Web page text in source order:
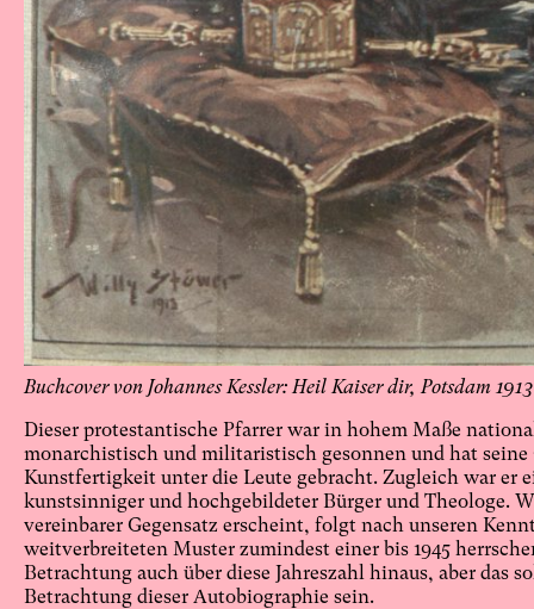
Buchcover von Johannes Kessler: Heil Kaiser dir, Potsdam 1913
Dieser protestantische Pfarrer war in hohem Maße
monarchistisch und militaristisch gesonnen und hat
Kunstfertigkeit unter die Leute gebracht. Zugleich war er
kunstsinniger und hochgebildeter Bürger und Theologe.
vereinbarer Gegensatz erscheint, folgt nach unseren
weitverbreiteten Muster zumindest einer bis 1945
Betrachtung auch über diese Jahreszahl hinaus, aber das
Betrachtung dieser Autobiographie sein.